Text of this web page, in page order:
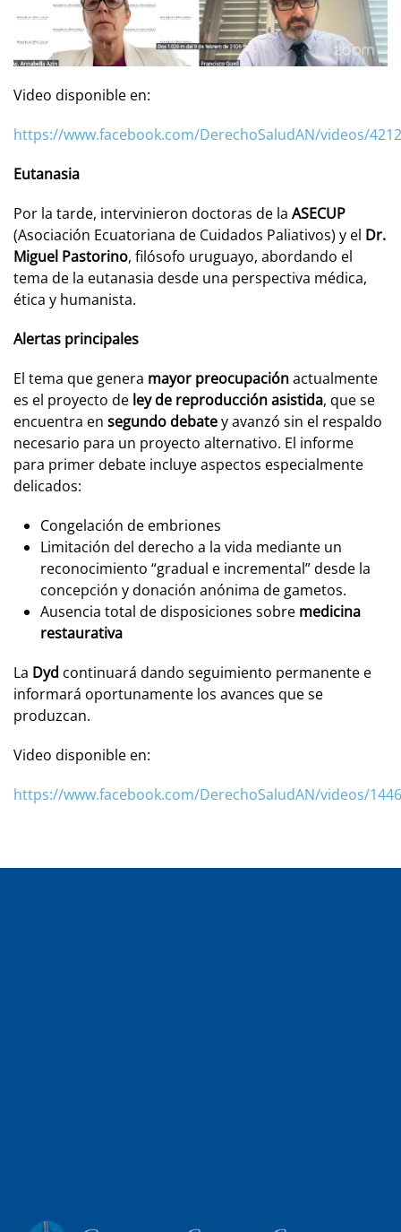
Video disponible en:
https://www.facebook.com/DerechoSaludAN/videos/
Eutanasia
Por la tarde, intervinieron doctoras de la ASECUP
(Asociación Ecuatoriana de Cuidados Paliativos) y el Dr.
Miguel Pastorino, filósofo uruguayo, abordando el
tema de la eutanasia desde una perspectiva médica,
ética y humanista.
Alertas principales
El tema que genera mayor preocupaciónactualmente
es el proyecto de ley de reproducción asistida, que se
encuentra en segundo debatey avanzó sin el respaldo
necesario para un proyecto alternativo. El informe
para primer debate incluye aspectos especialmente
delicados:
Congelación de embriones
Limitación del derecho a la vida mediante un
reconocimiento “gradual e incremental” desde la
concepción y donación anónima de gametos.
Ausencia total de disposiciones sobre medicina
restaurativa
La Dyd continuará dando seguimiento permanente e
informará oportunamente los avances que se
produzcan.
Video disponible en:
https://www.facebook.com/DerechoSaludAN/videos/